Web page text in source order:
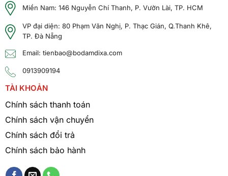
Miền Nam: 146 Nguyễn Chí Thanh, P. Vườn Lài, TP. HCM
VP đại diện: 80 Phạm Văn Nghị, P. Thạc Gián, Q.Thanh Khê,
TP. Đà Nẵng
Email: tienbao@bodamdixa.com
0913909194
TÀI KHOẢN
Chính sách thanh toán
Chính sách vận chuyển
Chính sách đổi trả
Chính sách bảo hành